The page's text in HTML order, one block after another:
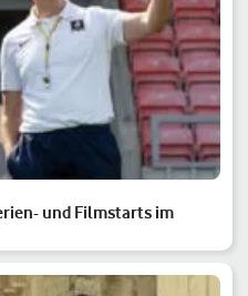
und Filmstarts im